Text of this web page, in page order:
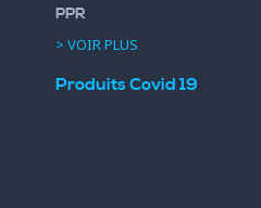
PPR
> VOIR PLUS
Produits Covid 19